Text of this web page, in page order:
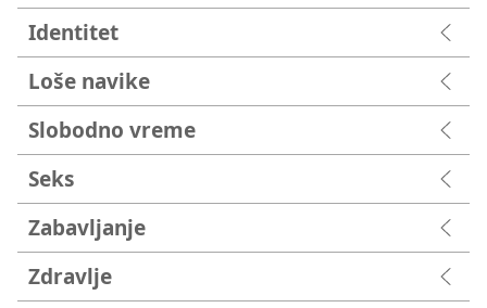
Identitet
Loše navike
Slobodno vreme
Seks
Zabavljanje
Zdravlje